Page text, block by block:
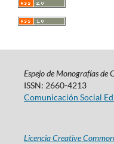
Espejo de Monografías de
ISSN: 2660-4213
Comunicación Social
Licencia Creative